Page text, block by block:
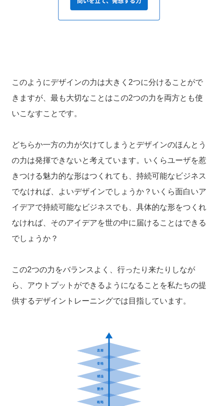
このようにデザインの力は大きく2つに分けることがで
きますが、最も大切なことはこの2つの力を両方とも使
いこなすことです。
どちらか一方の力が欠けてしまうとデザインのほんとう
の力は発揮できないと考えています。いくらユーザを惹
きつける魅力的な形はつくれても、持続可能なビジネス
でなければ、よいデザインでしょうか？いくら面白いア
イデアで持続可能なビジネスでも、具体的な形をつくれ
なければ、そのアイデアを世の中に届けることはできる
でしょうか？
この2つの力をバランスよく、行ったり来たりしなが
ら、アウトプットができるようになることを私たちの提
供するデザイントレーニングでは目指しています。